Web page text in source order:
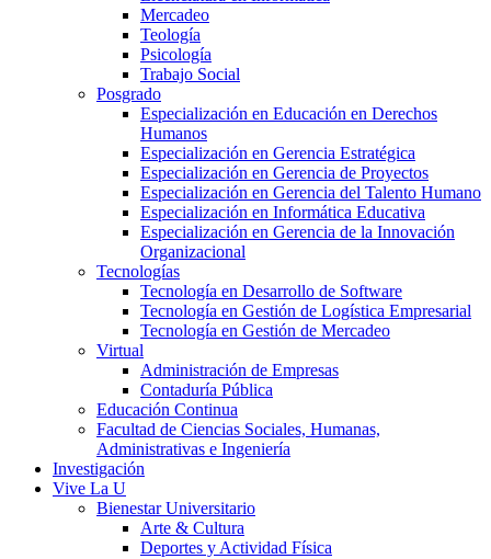
Mercadeo
Teología
Psicología
Trabajo Social
Posgrado
Especialización en Educación en Derechos
Humanos
Especialización en Gerencia Estratégica
Especialización en Gerencia de Proyectos
Especialización en Gerencia del Talento Humano
Especialización en Informática Educativa
Especialización en Gerencia de la Innovación
Organizacional
Tecnologías
Tecnología en Desarrollo de Software
Tecnología en Gestión de Logística Empresarial
Tecnología en Gestión de Mercadeo
Virtual
Administración de Empresas
Contaduría Pública
Educación Continua
Facultad de Ciencias Sociales, Humanas,
Administrativas e Ingeniería
Investigación
Vive La U
Bienestar Universitario
Arte & Cultura
Deportes y Actividad Física